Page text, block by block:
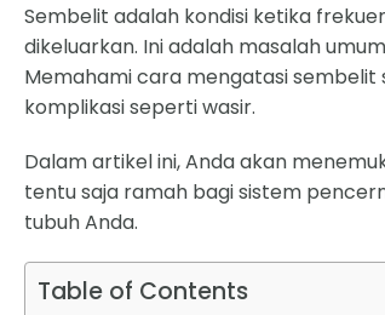
Sembelit adalah kondisi ketika
dikeluarkan. Ini adalah masalah
Memahami cara mengatasi
komplikasi seperti wasir.
Dalam artikel ini, Anda akan
tentu saja ramah bagi sistem
tubuh Anda.
Table of Contents